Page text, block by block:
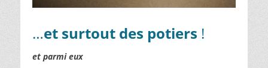
…et surtout des potiers !
et parmi eux